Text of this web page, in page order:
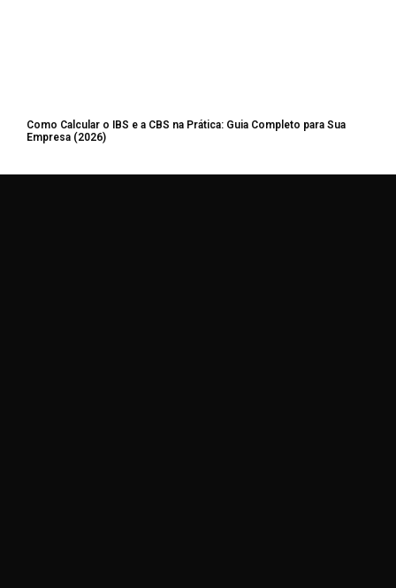
Como Calcular o IBS e a CBS na Prática: Guia Completo para Sua
Empresa (2026)